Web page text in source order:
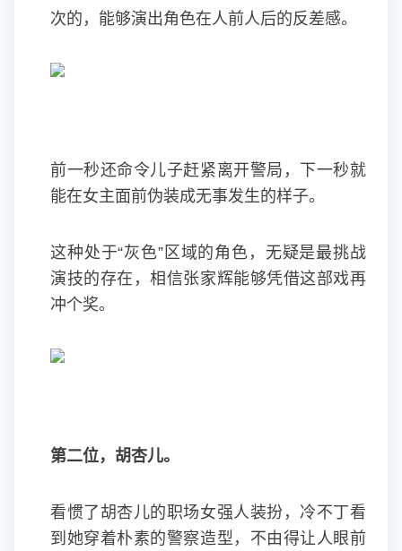
次的，能够演出角色在人前人后的反差感。
前一秒还命令儿子赶紧离开警局，下一秒就
能在女主面前伪装成无事发生的样子。
这种处于“灰色”区域的角色，无疑是最挑战
演技的存在，相信张家辉能够凭借这部戏再
冲个奖。
第二位，胡杏儿。
看惯了胡杏儿的职场女强人装扮，冷不丁看
到她穿着朴素的警察造型，不由得让人眼前